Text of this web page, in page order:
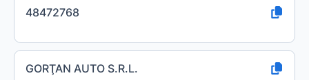
48472768
GORŢAN AUTO S.R.L.